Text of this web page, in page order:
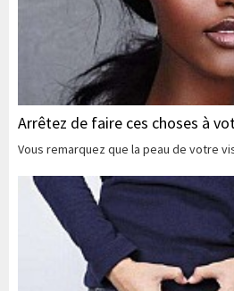
Arrêtez de faire ces choses à
Vous remarquez que la peau de votre